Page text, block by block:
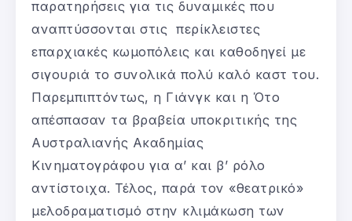
παρατηρήσεις για τις δυναμικές που
αναπτύσσονται στις περίκλειστες
επαρχιακές κωμοπόλεις και καθοδηγεί με
σιγουριά το συνολικά πολύ καλό καστ του.
Παρεμπιπτόντως, η Γιάνγκ και η Ότο
απέσπασαν τα βραβεία υποκριτικής της
Αυστραλιανής Ακαδημίας
Κινηματογράφου για α’ και β’ ρόλο
αντίστοιχα. Τέλος, παρά τον «θεατρικό»
μελοδραματισμό στην κλιμάκωση των